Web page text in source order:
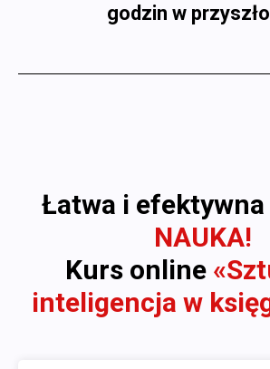
godzin w
Łatwa i
NAUKA!
Kurs online
inteligencja w